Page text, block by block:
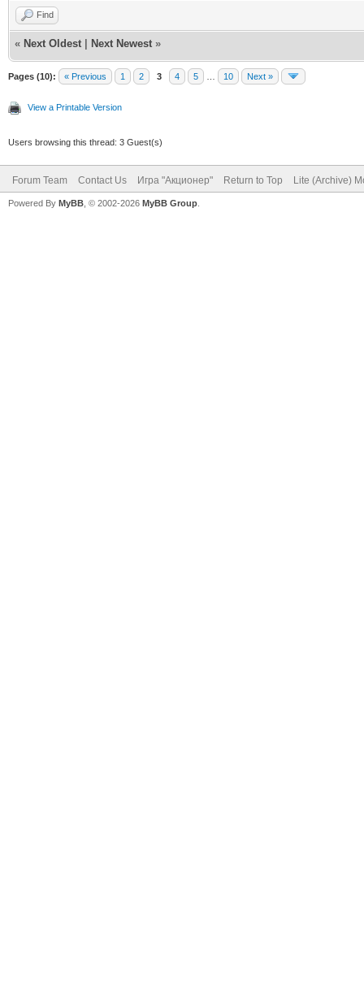
Find
« Next Oldest Next Newest »
Pages (10): « Previous 1 2 3 4 5 10 Next »
View a Printable Version
Users browsing this thread: 3 Guest(s)
Forum Team Contact Us Игра "Акционер" Return to Top Lite (Archive)
Powered By MyBB , © 2002-2026 MyBB Group